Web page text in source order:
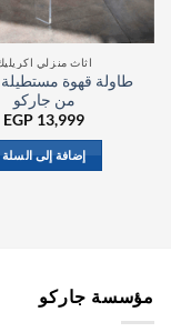
اثاث منزلي
طاولة قهوة
من جاركو
EGP 13,999
إضافة إلى السلة
مؤسسة جاركو